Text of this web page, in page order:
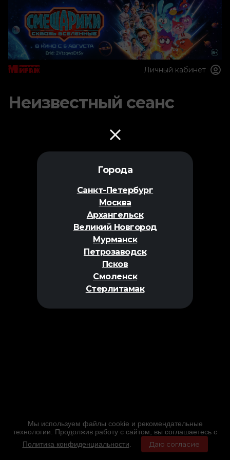
Города
Санкт-Петербург
Москва
Архангельск
Великий Новгород
Мурманск
Петрозаводск
Псков
Смоленск
Стерлитамак
Личный кабинет
Неизвестный сеанс
Мы используем файлы cookie и рекомендательные
технологии. Продолжив работу с сайтом, вы соглашаетесь с
Политика конфиденциальности
Даю согласие